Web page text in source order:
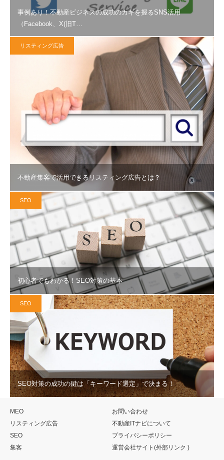
事例あり！不動産ビジネスの成功のカギを握るSNS活用
（Facebook、X(旧T…
リスティング広告
不動産集客で活用できるリスティング広告とは？
SEO
初心者でもわかる！SEO対策の基本
SEO
SEO対策の成功の鍵は「キーワード選定」で決まる！
MEO
リスティング広告
SEO
集客
お問い合わせ
不動産ITナビについて
プライバシーポリシー
運営会社サイト(外部リンク )